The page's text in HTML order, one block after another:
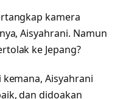
kamera
Aisyahrani. Namun
ke Jepang?
Aisyahrani
dan didoakan